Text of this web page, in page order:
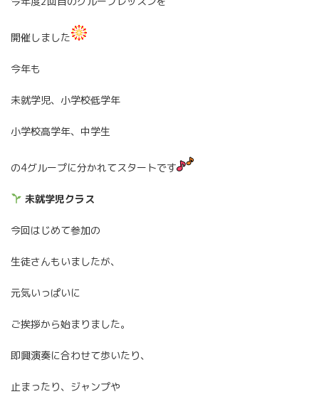
開催しました
今年も
未就学児、小学校低学年
小学校高学年、中学生
の4グループに分かれてスタートです
未就学児クラス
今回はじめて参加の
生徒さんもいましたが、
元気いっぱいに
ご挨拶から始まりました。
即興演奏に合わせて歩いたり、
止まったり、ジャンプや